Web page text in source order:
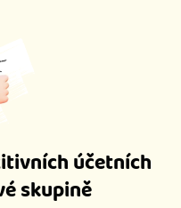
účetních
skupině